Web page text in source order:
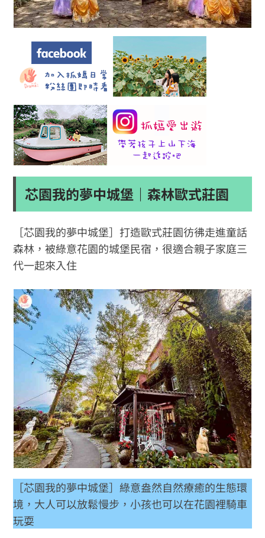
芯園我的夢中城堡｜森林歐式莊園
［芯園我的夢中城堡］打造歐式莊園彷彿走進童話
森林，被綠意花園的城堡民宿，很適合親子家庭三
代一起來入住
［芯園我的夢中城堡］綠意盎然自然療癒的生態環
境，大人可以放鬆慢步，小孩也可以在花園裡騎車
玩耍